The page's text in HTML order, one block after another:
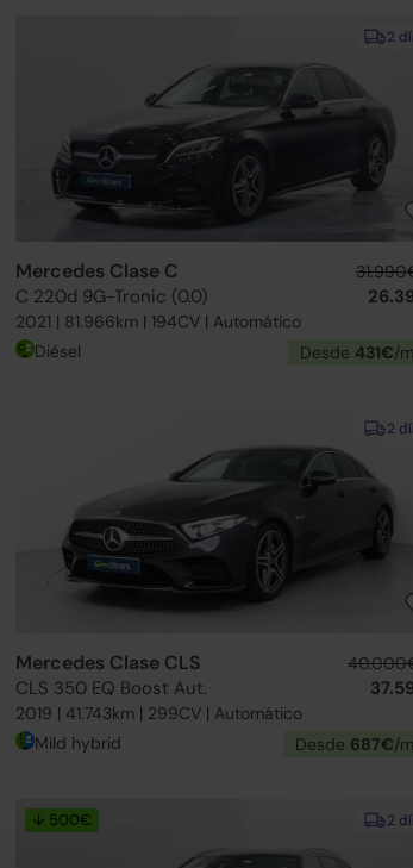
2
Mercedes Clase C
C 220d 9G-Tronic (0.0)
2021 | 81.966km | 194CV | Automático
Diésel Desde 431€/
2
Mercedes Clase CLS
CLS 350 EQ Boost Aut.
2019 | 41.743km | 299CV | Automático
Mild hybrid Desde 687€/
2
↓ 500€